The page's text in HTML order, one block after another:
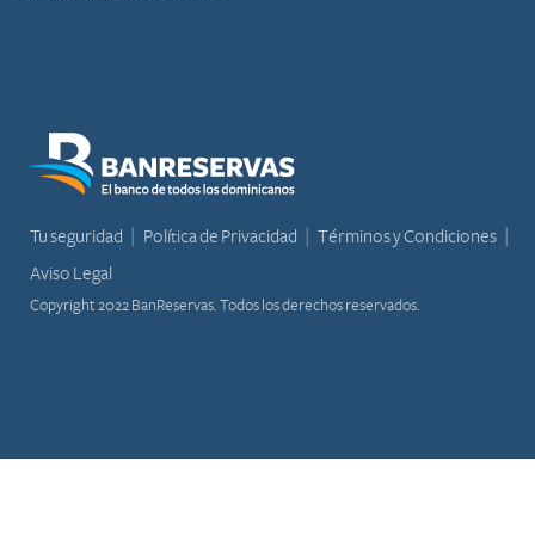
Tu seguridad Política de Privacidad
Términos y Condiciones
Aviso Legal
Copyright 2022 BanReservas. Todos los derechos reservados.